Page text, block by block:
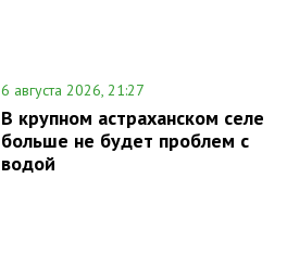
6 августа 2026, 21:27
В крупном астраханском селе
больше не будет проблем с
водой